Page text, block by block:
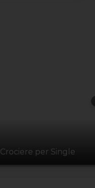
Crociere per Single